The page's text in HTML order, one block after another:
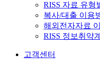
RISS 자료 유형
복사/대출 이용
해외전자자료
RISS 정보취약
고객센터